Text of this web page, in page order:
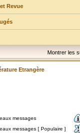
Revue
Montrer les
Etrangère
messages
messages [ Populaire ]